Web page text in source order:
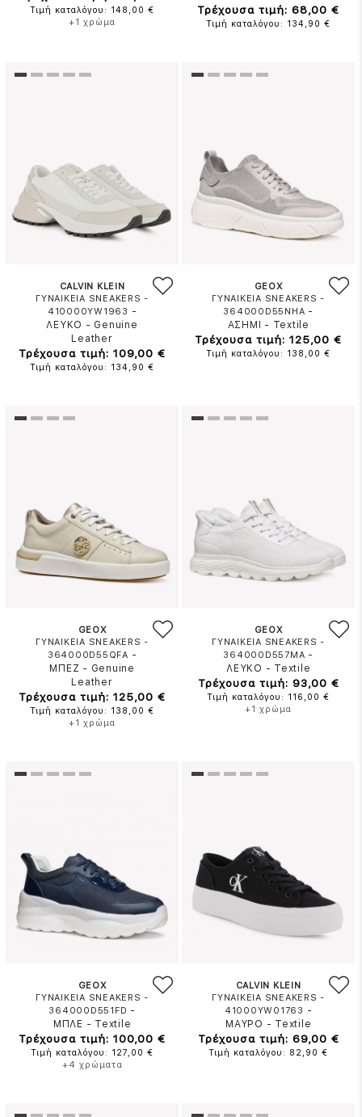
Τιμή καταλόγου: 148,00 €
+1 χρώμα
Τρέχουσα τιμή: 68,00 €
Τιμή καταλόγου: 134,90 €
CALVIN KLEIN
ΓΥΝΑΙΚΕΙΑ SNEAKERS -
410000YW1963 -
ΛΕΥΚΟ - Genuine
Leather
Τρέχουσα τιμή: 109,00 €
Τιμή καταλόγου: 134,90 €
GEOX
ΓΥΝΑΙΚΕΙΑ SNEAKERS -
364000D55NHA -
ΑΣΗΜΙ
- Textile
Τρέχουσα τιμή: 125,00 €
Τιμή καταλόγου: 138,00 €
GEOX
ΓΥΝΑΙΚΕΙΑ SNEAKERS -
364000D55QFA -
ΜΠΕΖ - Genuine
Leather
Τρέχουσα τιμή: 125,00 €
Τιμή καταλόγου: 138,00 €
+1 χρώμα
GEOX
ΓΥΝΑΙΚΕΙΑ SNEAKERS -
364000D557MA -
ΛΕΥΚΟ - Textile
Τρέχουσα τιμή: 93,00 €
Τιμή καταλόγου: 116,00 €
+1 χρώμα
GEOX
ΓΥΝΑΙΚΕΙΑ SNEAKERS -
364000D551FD -
ΜΠΛΕ - Textile
Τρέχουσα τιμή: 100,00 €
Τιμή καταλόγου: 127,00 €
+4 χρώματα
CALVIN KLEIN
ΓΥΝΑΙΚΕΙΑ SNEAKERS -
41000YW01763 -
ΜΑΥΡΟ - Textile
Τρέχουσα τιμή: 69,00 €
Τιμή καταλόγου: 82,90 €